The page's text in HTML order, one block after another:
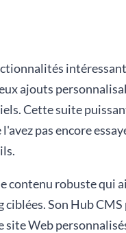
ajouts
Cette suite
pas encore
contenu robuste qui
Son Hub
site Web